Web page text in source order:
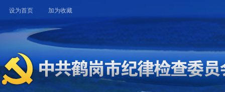
设为首页 加为收藏